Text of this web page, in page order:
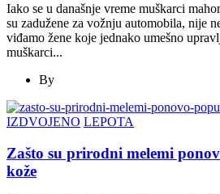
Iako se u današnje vreme muškarci
su zadužene za vožnju automobila, nije
viđamo žene koje jednako umešno
muškarci...
By
IZDVOJENO LEPOTA
Zašto su prirodni melemi
kože